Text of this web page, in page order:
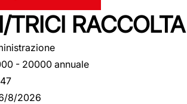
TRICI
- 20000 annuale
8/2026